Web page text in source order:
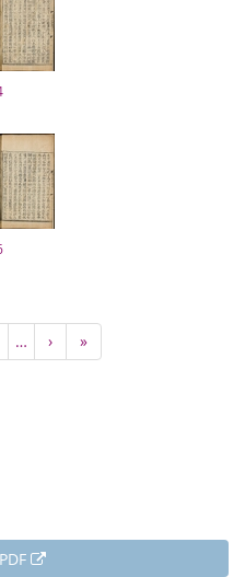
…
Next
page
›
Last
page
»